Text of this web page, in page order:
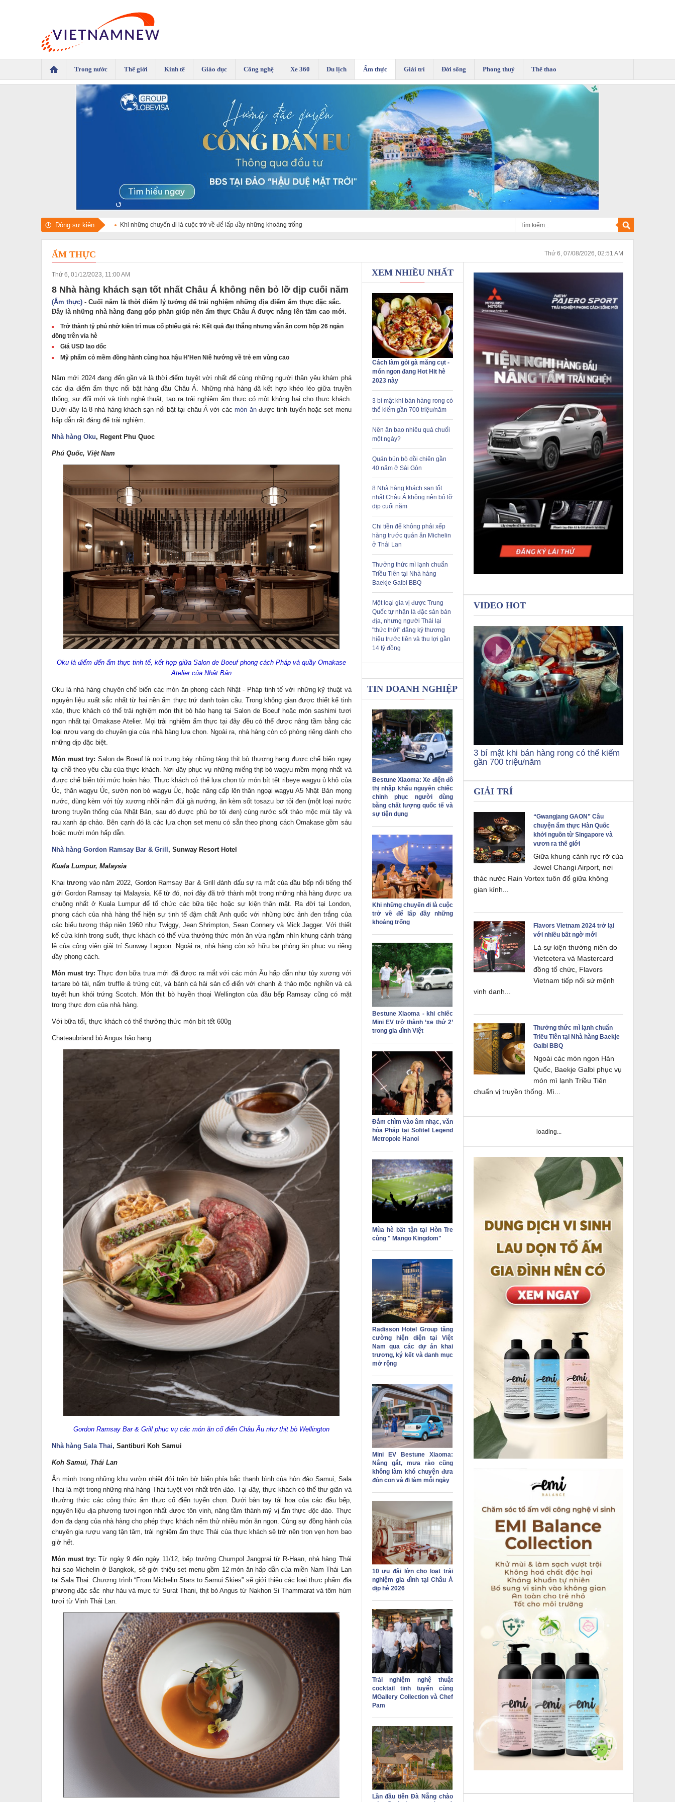
Trong nước Thế giới Kinh tế Giáo dục Công nghệ Xe 360 Du lịch Ẩm thực Giải trí Đời sống Phong thuỷ Thể thao
Dòng sự kiện Khi những chuyến đi là cuộc trở về để lấp đầy những khoảng trống
ẨM THỰC Thứ 6, 07/08/2026, 02:51 AM
Thứ 6, 01/12/2023, 11:00 AM
8 Nhà hàng khách sạn tốt nhất Châu Á không nên bỏ lỡ dịp cuối năm
(Ẩm thực) - Cuối năm là thời điểm lý tưởng để trải nghiệm những địa điểm ẩm thực đặc sắc.
Đây là những nhà hàng đang góp phần giúp nền ẩm thực Châu Á được nâng lên tầm cao mới.
Trở thành tỷ phú nhờ kiên trì mua cổ phiếu giá rẻ: Kết quả đại thắng nhưng vẫn ăn cơm hộp 26 ngàn
đồng trên vỉa hè
Giá USD lao dốc
Mỹ phẩm cỏ mềm đồng hành cùng hoa hậu H'Hen Niê hướng về trẻ em vùng cao
Năm mới 2024 đang đến gần và là thời điểm tuyệt vời nhất để cùng những người thân yêu khám phá
các địa điểm ẩm thực nổi bật hàng đầu Châu Á. Những nhà hàng đã kết hợp khéo léo giữa truyền
thống, sự đổi mới và tính nghệ thuật, tạo ra trải nghiệm ẩm thực có một không hai cho thực khách.
Dưới đây là 8 nhà hàng khách sạn nổi bật tại châu Á với các món ănđược tinh tuyển hoặc set menu
hấp dẫn rất đáng để trải nghiệm.
Nhà hàng Oku, Regent Phu Quoc
Phú Quốc, Việt Nam
Oku là điểm đến ẩm thực tinh tế, kết hợp giữa Salon de Boeuf phong cách Pháp và quầy Omakase
Atelier của Nhật Bản
Oku là nhà hàng chuyên chế biến các món ăn phong cách Nhật - Pháp tinh tế với những kỹ thuật và
nguyên liệu xuất sắc nhất từ hai nền ẩm thực trứ danh toàn cầu. Trong không gian được thiết kế tinh
xảo, thực khách có thể trải nghiệm món thịt bò hảo hạng tại Salon de Boeuf hoặc món sashimi tươi
ngon nhất tại Omakase Atelier. Mọi trải nghiệm ẩm thực tại đây đều có thể được nâng tầm bằng các
loại rượu vang do chuyên gia của nhà hàng lựa chọn. Ngoài ra, nhà hàng còn có phòng riêng dành cho
những dịp đặc biệt.
Món must try: Salon de Boeuf là nơi trưng bày những tảng thịt bò thượng hạng được chế biến ngay
tại chỗ theo yêu cầu của thực khách. Nơi đây phục vụ những miếng thịt bò wagyu mềm mọng nhất và
được chế biến tới mức hoàn hảo. Thực khách có thể lựa chọn từ món bít tết ribeye wagyu ủ khô của
Úc, thăn wagyu Úc, sườn non bò wagyu Úc, hoặc nâng cấp lên thăn ngoại wagyu A5 Nhật Bản mọng
nước, dùng kèm với tủy xương nhồi nấm đùi gà nướng, ăn kèm sốt tosazu bơ tỏi đen (một loại nước
tương truyền thống của Nhật Bản, sau đó được phủ bơ tỏi đen) cùng nước sốt thảo mộc mùi tây và
rau xanh áp chảo. Bên cạnh đó là các lựa chọn set menu có sẵn theo phong cách Omakase gồm sáu
hoặc mười món hấp dẫn.
Nhà hàng Gordon Ramsay Bar & Grill , Sunway Resort Hotel
Kuala Lumpur, Malaysia
Khai trương vào năm 2022, Gordon Ramsay Bar & Grill đánh dấu sự ra mắt của đầu bếp nổi tiếng thế
giới Gordon Ramsay tại Malaysia. Kể từ đó, nơi đây đã trở thành một trong những nhà hàng được ưa
chuộng nhất ở Kuala Lumpur để tổ chức các bữa tiệc hoặc sự kiện thân mật. Ra đời tại London,
phong cách của nhà hàng thể hiện sự tinh tế đậm chất Anh quốc với những bức ảnh đen trắng của
các biểu tượng thập niên 1960 như Twiggy, Jean Shrimpton, Sean Connery và Mick Jagger. Với thiết
kế cửa kính trong suốt, thực khách có thể vừa thưởng thức món ăn vừa ngắm nhìn khung cảnh tráng
lệ của công viên giải trí Sunway Lagoon. Ngoài ra, nhà hàng còn sở hữu ba phòng ăn phục vụ riêng
đầy phong cách.
Món must try: Thực đơn bữa trưa mới đã được ra mắt với các món Âu hấp dẫn như tủy xương với
tartare bò tái, nấm truffle & trứng cút, và bánh cá hải sản cổ điển với chanh & thảo mộc nghiền và cá
tuyết hun khói trứng Scotch. Món thịt bò huyền thoại Wellington của đầu bếp Ramsay cũng có mặt
trong thực đơn của nhà hàng.
Với bữa tối, thực khách có thể thưởng thức món bít tết 600g
Chateaubriand bò Angus hảo hạng
Gordon Ramsay Bar & Grill phục vụ các món ăn cổ điển Châu Âu như thịt bò Wellington
Nhà hàng Sala Thai, Santiburi Koh Samui
Koh Samui, Thái Lan
Ẩn mình trong những khu vườn nhiệt đới trên bờ biển phía bắc thanh bình của hòn đảo Samui, Sala
Thai là một trong những nhà hàng Thái tuyệt vời nhất trên đảo. Tại đây, thực khách có thể thư giãn và
thưởng thức các công thức ẩm thực cổ điển tuyển chọn. Dưới bàn tay tài hoa của các đầu bếp,
nguyên liệu địa phương tươi ngon nhất được tôn vinh, nâng tầm thành mỹ vị ẩm thực độc đáo. Thực
đơn đa dạng của nhà hàng cho phép thực khách nếm thử nhiều món ăn ngon. Cùng sự đồng hành của
chuyên gia rượu vang tận tâm, trải nghiệm ẩm thực Thái của thực khách sẽ trở nên trọn vẹn hơn bao
giờ hết.
Món must try:Từ ngày 9 đến ngày 11/12, bếp trưởng Chumpol Jangprai từ R-Haan, nhà hàng Thái
hai sao Michelin ở Bangkok, sẽ giới thiệu set menu gồm 12 món ăn hấp dẫn của miền Nam Thái Lan
tại Sala Thai. Chương trình “From Michelin Stars to Samui Skies” sẽ giới thiệu các loại thực phẩm địa
phương đặc sắc như hàu và mực từ Surat Thani, thịt bò Angus từ Nakhon Si Thammarat và tôm hùm
tươi từ Vịnh Thái Lan.
XEM NHIỀU NHẤT
Cách làm gỏi gà măng cụt -
món ngon đang Hot Hit hè
2023 này
3 bí mật khi bán hàng rong có
thể kiếm gần 700 triệu/năm
Nên ăn bao nhiêu quả chuối
một ngày?
Quán bún bò dồi chiên gần
40 năm ở Sài Gòn
8 Nhà hàng khách sạn tốt
nhất Châu Á không nên bỏ lỡ
dịp cuối năm
Chi tiền để không phải xếp
hàng trước quán ăn Michelin
ở Thái Lan
Thưởng thức mì lạnh chuẩn
Triều Tiên tại Nhà hàng
Baekje Galbi BBQ
Một loại gia vị được Trung
Quốc tự nhận là đặc sản bản
địa, nhưng người Thái lại
"thức thời" đăng ký thương
hiệu trước tiên và thu lợi gần
14 tỷ đồng
TIN DOANH NGHIỆP
Bestune Xiaoma: Xe điện đô
thị nhập khẩu nguyên chiếc
chinh phục người dùng
bằng chất lượng quốc tế và
sự tiện dụng
Khi những chuyến đi là cuộc
trở về để lấp đầy những
khoảng trống
Bestune Xiaoma - khi chiếc
Mini EV trở thành ‘xe thứ 2’
trong gia đình Việt
Đắm chìm vào âm nhạc, văn
hóa Pháp tại Sofitel Legend
Metropole Hanoi
Mùa hè bất tận tại Hòn Tre
cùng " Mango Kingdom"
Radisson Hotel Group tăng
cường hiện diện tại Việt
Nam qua các dự án khai
trương, ký kết và danh mục
mở rộng
Mini EV Bestune Xiaoma:
Nắng gắt, mưa rào cũng
không làm khó chuyện đưa
đón con và đi làm mỗi ngày
10 ưu đãi lớn cho loạt trải
nghiệm gia đình tại Châu Á
dịp hè 2026
Trải nghiệm nghệ thuật
cocktail tinh tuyển cùng
MGallery Collection và Chef
Pam
Lần đầu tiên Đà Nẵng chào
VIDEO HOT
3 bí mật khi bán hàng rong có thể kiếm
gần 700 triệu/năm
GIẢI TRÍ
“Gwangjang GAON” Câu
chuyện ẩm thực Hàn Quốc
khởi nguồn từ Singapore và
vươn ra thế giới
Giữa khung cảnh rực rỡ của
Jewel Changi Airport, nơi
thác nước Rain Vortex tuôn đổ giữa không
gian kính...
Flavors Vietnam 2024 trở lại
với nhiều bất ngờ mới
Là sự kiện thường niên do
Vietcetera và Mastercard
đồng tổ chức, Flavors
Vietnam tiếp nối sứ mệnh
vinh danh...
Thưởng thức mì lạnh chuẩn
Triều Tiên tại Nhà hàng Baekje
Galbi BBQ
Ngoài các món ngon Hàn
Quốc, Baekje Galbi phục vụ
món mì lạnh Triều Tiên
chuẩn vị truyền thống. Mì...
loading...